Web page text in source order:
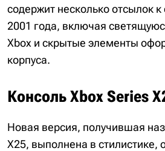
содержит несколько отсылок
2001 года, включая
Xbox и скрытые элементы
корпуса.
Консоль Xbox Series
Новая версия, получившая
X25, выполнена в